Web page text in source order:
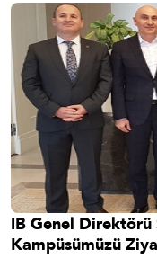
IB Genel
Kampüsümüzü